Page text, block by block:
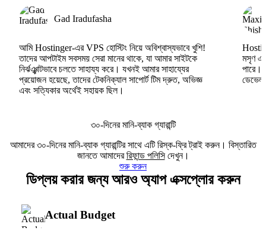
Gad Iradufasha
আমি Hostinger-এর VPS হোস্টিং নিয়ে অবিশ্বাস্যভাবে খুশি!
তাদের আপটাইম সবসময় সেরা মানের থাকে, যা আমার সাইটকে
নির্ঝঞ্ঝাটভাবে চলতে সাহায্য করে। যখনই আমার সাহায্যের
প্রয়োজন হয়েছে, তাদের টেকনিক্যাল সাপোর্ট টিম দ্রুত, অভিজ্ঞ
এবং সত্যিকার অর্থেই সহায়ক ছিল।
মসৃণ
৩০-দিনের মানি-ব্যাক গ্যারান্টি
আমাদের ৩০-দিনের মানি-ব্যাক গ্যারান্টির সাথে এটি রিস্ক-ফ্রি ট্রাই করুন। বিস্তারিত
জানতে আমাদেররিফান্ড পলিসিদেখুন।
শুরু করুন
ডিপ্লয় করার জন্য আরও অ্যাপ এক্সপ্লোর করুন
Actual Budget